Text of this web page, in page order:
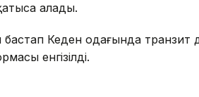
алады.
Кеден одағында транзит
енгізілді.